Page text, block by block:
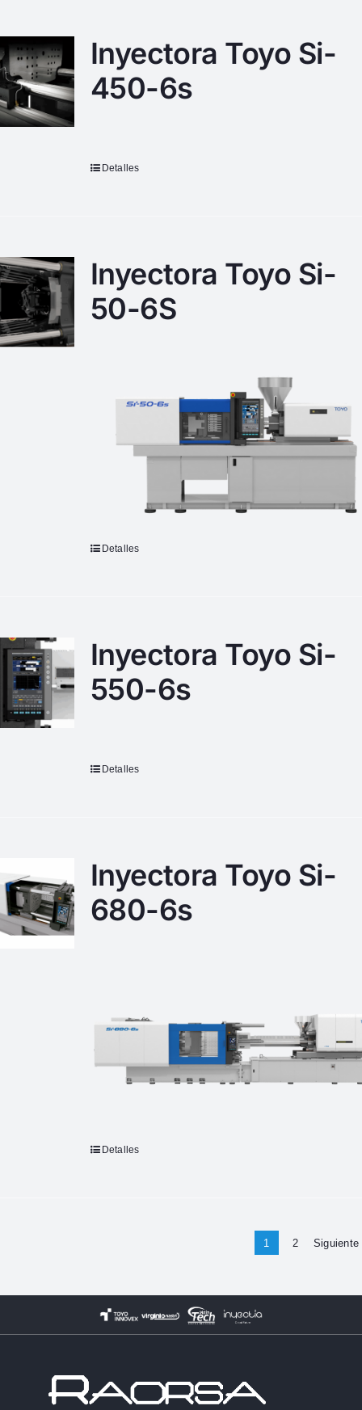
Inyectora Toyo Si-
450-6s
Detalles
Inyectora Toyo Si-
50-6S
Detalles
Inyectora Toyo Si-
550-6s
Detalles
Inyectora Toyo Si-
680-6s
Detalles
1 2 Siguiente